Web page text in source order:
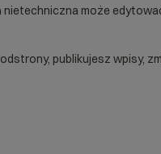
może
publikujesz wpisy,